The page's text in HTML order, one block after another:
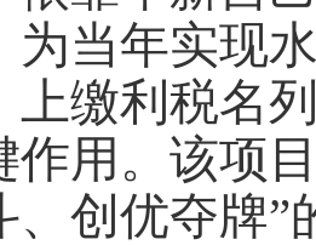
为当年实现
上缴利税名
作用。该项
、创优夺牌”